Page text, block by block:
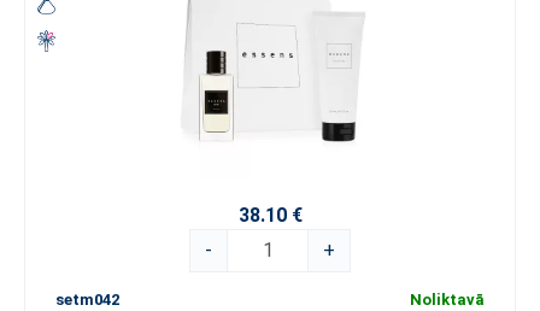
38.10 €
-
+
setm042 Noliktavā